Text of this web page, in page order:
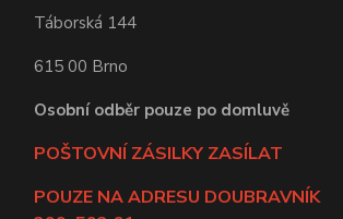
Táborská 144
615 00 Brno
Osobní odběr pouze po domluvě
POŠTOVNÍ ZÁSILKY ZASÍLAT
POUZE NA ADRESU DOUBRAVNÍK